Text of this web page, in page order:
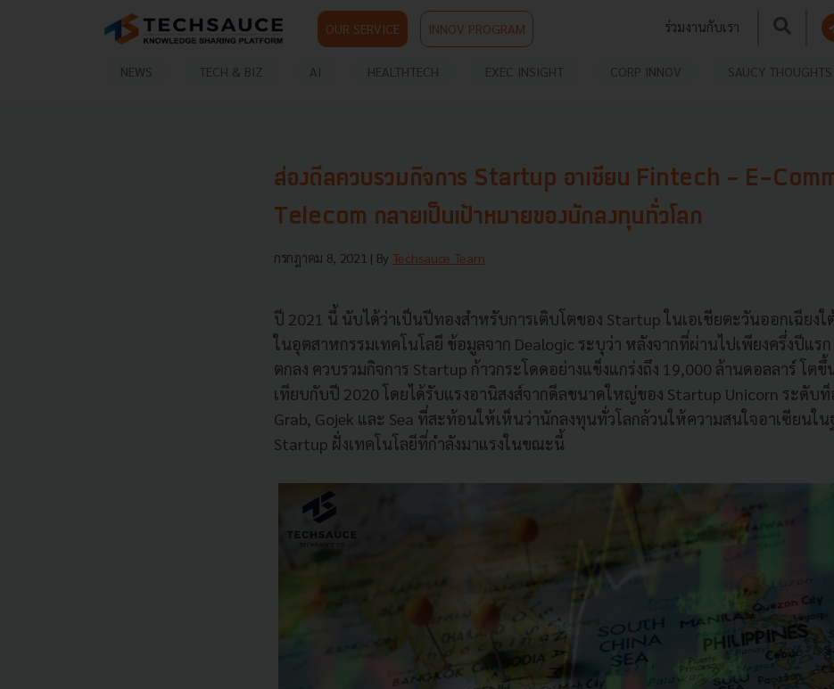
OUR SERVICE INNOV PROGRAM ร่วมงานกับเรา
NEWS TECH & BIZ AI HEALTHTECH EXEC INSIGHT CORP INNOV SAUCY THOUGHTS
ส่องดีลควบรวมกิจการ Startup อาเซียน Fintech - E-
Telecom กลายเป็นเป้าหมายของนักลงทุนทั่วโลก
กรกฎาคม 8, 2021 | By Techsauce Team
ปี 2021 นี้ นับได้ว่าเป็นปีทองสำหรับการเติบโตของ Startup ในเอเชียตะวันออกเฉียงใ
ในอุตสาหกรรมเทคโนโลยี ข้อมูลจาก Dealogic ระบุว่า หลังจากที่ผ่านไปเพียงครึ่งปีแร
ตกลง ควบรวมกิจการ Startup ก้าวกระโดดอย่างแข็งแกร่งถึง 19,000 ล้านดอลลาร์ โตขึ้
เทียบกับปี 2020 โดยได้รับแรงอานิสงส์จากดีลขนาดใหญ่ของ Startup Unicorn ระดับ
Grab, Gojek และ Sea ที่สะท้อนให้เห็นว่านักลงทุนทั่วโลกล้วนให้ความสนใจอาเซียนใน
Startup ฝั่งเทคโนโลยีที่กำลังมาแรงในขณะนี้